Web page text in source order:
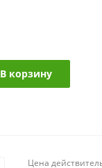
В корзину
Цена